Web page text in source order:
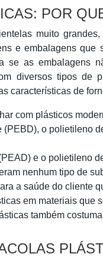
POR
muito
e embalagens
as embalagens
diversos tipos
características de
com plásticos
o polietileno
e o polietileno
nenhum tipo de
a saúde do cliente
em materiais que
também